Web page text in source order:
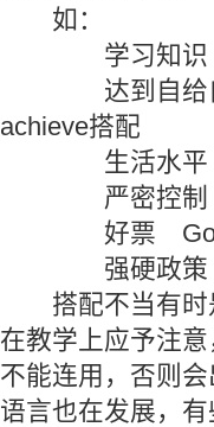
如：
学习知识 to
达到自给自足
achieve搭配
生活水平
严密控制
好票 Good
强硬政策
搭配不当有时
在教学上应予注
不能连用，否则
语言也在发展，